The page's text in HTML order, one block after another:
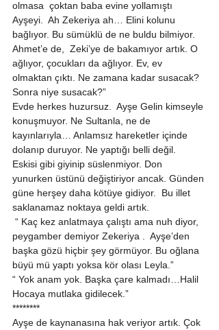
olmasa  çoktan baba evine yollamıştı
Ayşeyi.  Ah Zekeriya ah… Elini kolunu
bağlıyor. Bu sümüklü de ne buldu bilmiyor.
Ahmet’e de,  Zeki’ye de bakamıyor artık. O
ağlıyor, çocukları da ağlıyor. Ev, ev
olmaktan çıktı. Ne zamana kadar susacak?
Sonra niye susacak?”
Evde herkes huzursuz.  Ayşe Gelin kimseyle
konuşmuyor. Ne Sultanla, ne de
kayınlarıyla… Anlamsız hareketler içinde
dolanıp duruyor. Ne yaptığı belli değil.
Eskisi gibi giyinip süslenmiyor. Don
yunurken üstünü değiştiriyor ancak. Günden
güne herşey daha kötüye gidiyor.  Bu illet
saklanamaz noktaya geldi artık.
peygamber demiyor Zekeriya .  Ayşe’den
başka gözü hiçbir şey görmüyor. Bu oğlana
büyü mü yaptı yoksa kör olası Leyla.”
“ Yok anam yok. Başka çare kalmadı…Halil
Hocaya mutlaka gidilecek.”
********
Ayşe de kaynanasına hak veriyor artık. Çok